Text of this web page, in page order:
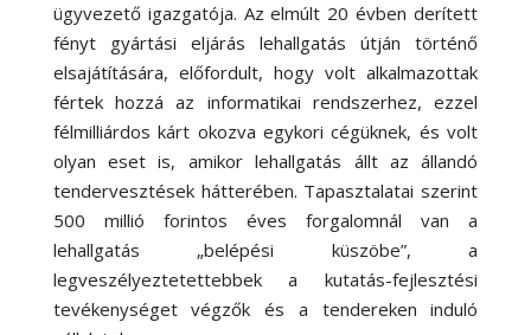
ügyvezető igazgatója. Az elmúlt 20 évben derített
fényt gyártási eljárás lehallgatás útján történő
elsajátítására, előfordult, hogy volt alkalmazottak
fértek hozzá az informatikai rendszerhez, ezzel
félmilliárdos kárt okozva egykori cégüknek, és volt
olyan eset is, amikor lehallgatás állt az állandó
tendervesztések hátterében. Tapasztalatai szerint
500 millió forintos éves forgalomnál van a
lehallgatás „belépési küszöbe”, a
legveszélyeztetettebbek a kutatás-fejlesztési
tevékenységet végzők és a tendereken induló